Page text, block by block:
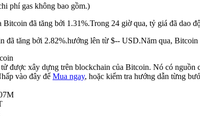
phí gas không bao gồm.)
Bitcoin đã tăng bởi 1.31%.Trong 24 giờ qua, tỷ giá đã dao
đã tăng bởi 2.82%.hướng lên từ $-- USD.Năm qua, Bitcoin
được xây dựng trên blockchain của Bitcoin. Nó có
vào đây để Mua ngay, hoặc kiểm tra hướng dẫn từng